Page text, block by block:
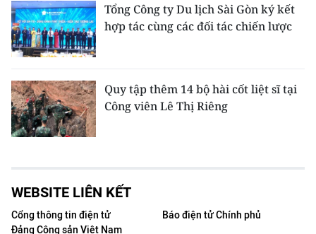
Tổng Công ty Du lịch Sài Gòn ký kết
hợp tác cùng các đối tác chiến lược
Quy tập thêm 14 bộ hài cốt liệt sĩ tại
Công viên Lê Thị Riêng
WEBSITE LIÊN KẾT
Cổng thông tin điện tử
Đảng Cộng sản Việt Nam
Báo điện tử Chính phủ